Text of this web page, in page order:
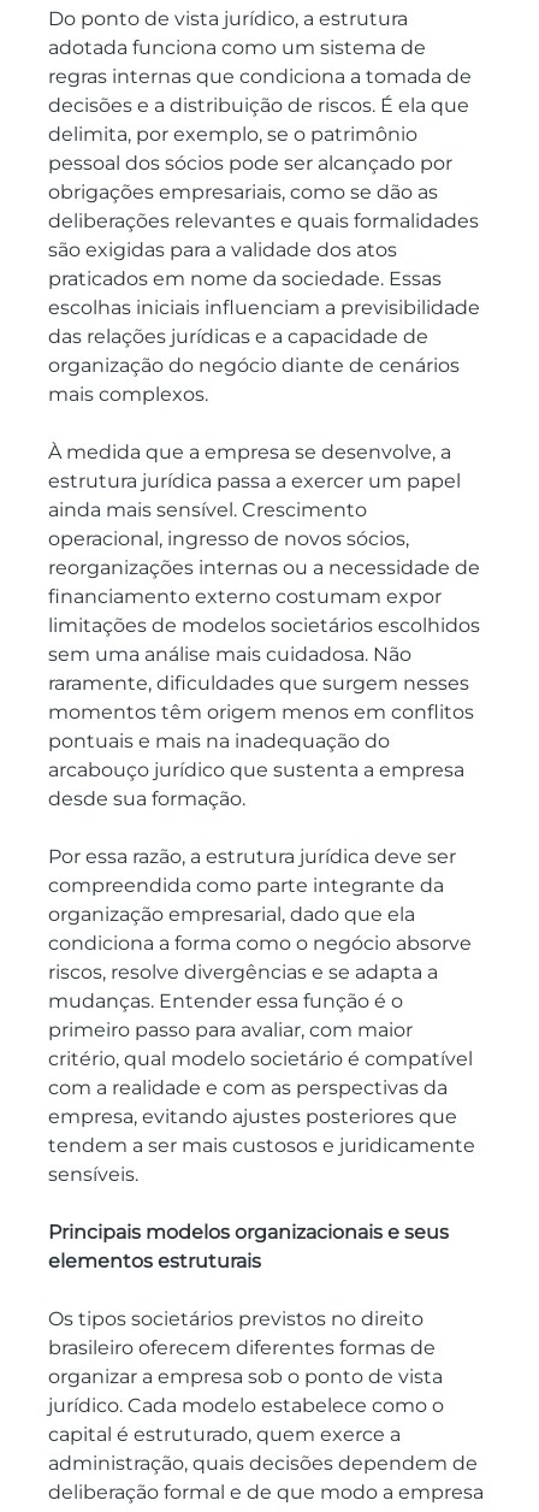
Do ponto de vista jurídico, a estrutura
adotada funciona como um sistema de
regras internas que condiciona a tomada de
decisões e a distribuição de riscos. É ela que
delimita, por exemplo, se o patrimônio
pessoal dos sócios pode ser alcançado por
obrigações empresariais, como se dão as
deliberações relevantes e quais formalidades
são exigidas para a validade dos atos
praticados em nome da sociedade. Essas
escolhas iniciais influenciam a previsibilidade
das relações jurídicas e a capacidade de
organização do negócio diante de cenários
mais complexos.
À medida que a empresa se desenvolve, a
estrutura jurídica passa a exercer um papel
ainda mais sensível. Crescimento
operacional, ingresso de novos sócios,
reorganizações internas ou a necessidade de
financiamento externo costumam expor
limitações de modelos societários escolhidos
sem uma análise mais cuidadosa. Não
raramente, dificuldades que surgem nesses
momentos têm origem menos em conflitos
pontuais e mais na inadequação do
arcabouço jurídico que sustenta a empresa
desde sua formação.
Por essa razão, a estrutura jurídica deve ser
compreendida como parte integrante da
organização empresarial, dado que ela
condiciona a forma como o negócio absorve
riscos, resolve divergências e se adapta a
mudanças. Entender essa função é o
primeiro passo para avaliar, com maior
critério, qual modelo societário é compatível
com a realidade e com as perspectivas da
empresa, evitando ajustes posteriores que
tendem a ser mais custosos e juridicamente
sensíveis.
Principais modelos organizacionais e seus
elementos estruturais
Os tipos societários previstos no direito
brasileiro oferecem diferentes formas de
organizar a empresa sob o ponto de vista
jurídico. Cada modelo estabelece como o
capital é estruturado, quem exerce a
administração, quais decisões dependem de
deliberação formal e de que modo a empresa